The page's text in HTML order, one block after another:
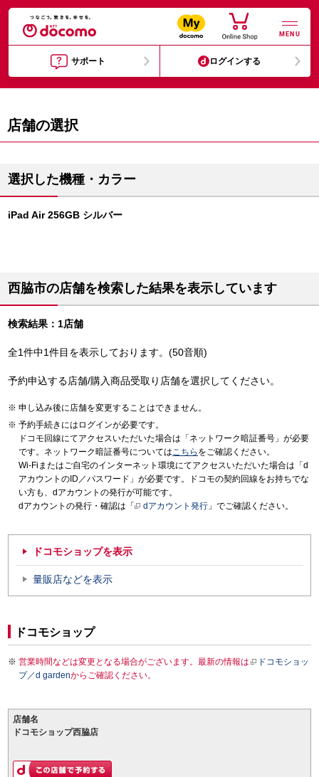
MENU
サポート ログインする
店舗の選択
選択した機種・カラー
iPad Air 256GB シルバー
西脇市の店舗を検索した結果を表示しています
検索結果：1店舗
全1件中1件目を表示しております。(50音順)
予約申込する店舗/購入商品受取り店舗を選択してください。
申し込み後に店舗を変更することはできません。
予約手続きにはログインが必要です。
ドコモ回線にてアクセスいただいた場合は「ネットワーク暗証番号」が必要
です。ネットワーク暗証番号についてはこちら をご確認ください。
Wi-Fiまたはご自宅のインターネット環境にてアクセスいただいた場合は「d
アカウントのID／パスワード」が必要です。ドコモの契約回線をお持ちでな
い方も、dアカウントの発行が可能です。
dアカウントの発行・確認は「
dアカウント発行 」でご確認ください。
ドコモショップを表示
量販店などを表示
ドコモショップ
営業時間などは変更となる場合がございます。最新の情報は
ドコモショッ
プ／d gardenからご確認ください。
店舗名
ドコモショップ西脇店